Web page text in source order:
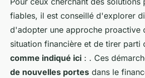
fiables, il est conseillé d'explorer
d'adopter une approche proactive
situation financière et de tirer parti
comme indiqué ici : . Ces
de nouvelles portes dans le